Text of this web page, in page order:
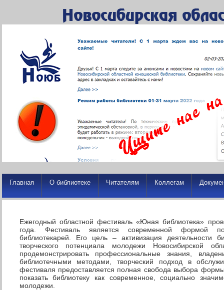
Главная О библиотеке Читателям Коллегам
Ежегодный областной фестиваль «Юная библиотека»
года. Фестиваль является современной формой
библиотекарей. Его цель – активизация деятельности
творческого потенциала молодежи Новосибирской
продемонстрировать профессиональные знания,
библиотечными методами, творческий подход в
фестиваля предоставляется полная свобода выбора
показать библиотеку как современное, социально
молодежи.